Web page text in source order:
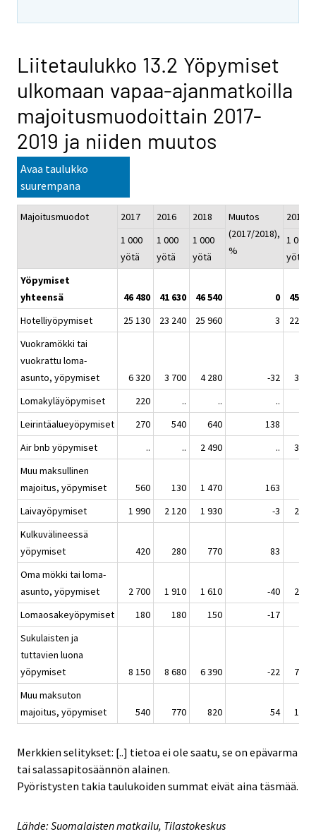
Liitetaulukko 13.2 Yöpymiset
ulkomaan vapaa-ajanmatkoilla
majoitusmuodoittain 2017-
2019 ja niiden muutos
Avaa taulukko
suurempana
Majoitusmuodot 2017 2016 2018
Muutos
(2017/2018),
%
2019
1 000
yötä
1 000
yötä
1 000
yötä
1 000
yötä
Yöpymiset
yhteensä
46 480 41 630 46 540 0
45 650
Hotelliyöpymiset
25 130 23 240 25 960 3
22 910
Vuokramökki tai
vuokrattu loma-
asunto, yöpymiset
6 320 3 700 4 280 -32
3 430
Lomakyläyöpymiset
220 .. .. ..
Leirintäalueyöpymiset
270 540 640 138
Air bnb yöpymiset
.. .. 2 490 ..
3 430
Muu maksullinen
majoitus, yöpymiset
560 130 1 470 163
Laivayöpymiset
1 990 2 120 1 930 -3
2 180
Kulkuvälineessä
yöpymiset
420 280 770 83
Oma mökki tai loma-
asunto, yöpymiset
2 700 1 910 1 610 -40
2 580
Lomaosakeyöpymiset
180 180 150 -17
Sukulaisten ja
tuttavien luona
yöpymiset
8 150 8 680 6 390 -22
7 920
Muu maksuton
majoitus, yöpymiset
540 770 820 54 1 400
Merkkien selitykset: [..] tietoa ei ole saatu, se on epävarma
tai salassapitosäännön alainen.
Pyöristysten takia taulukoiden summat eivät aina täsmää.
Lähde: Suomalaisten matkailu, Tilastokeskus